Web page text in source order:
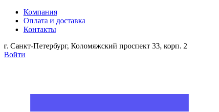
Компания
Оплата и доставка
Контакты
г. Санкт-Петербург, Коломяжский проспект 33, корп. 2
Войти